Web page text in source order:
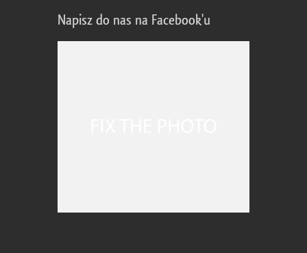
Napisz do nas na Facebook'u